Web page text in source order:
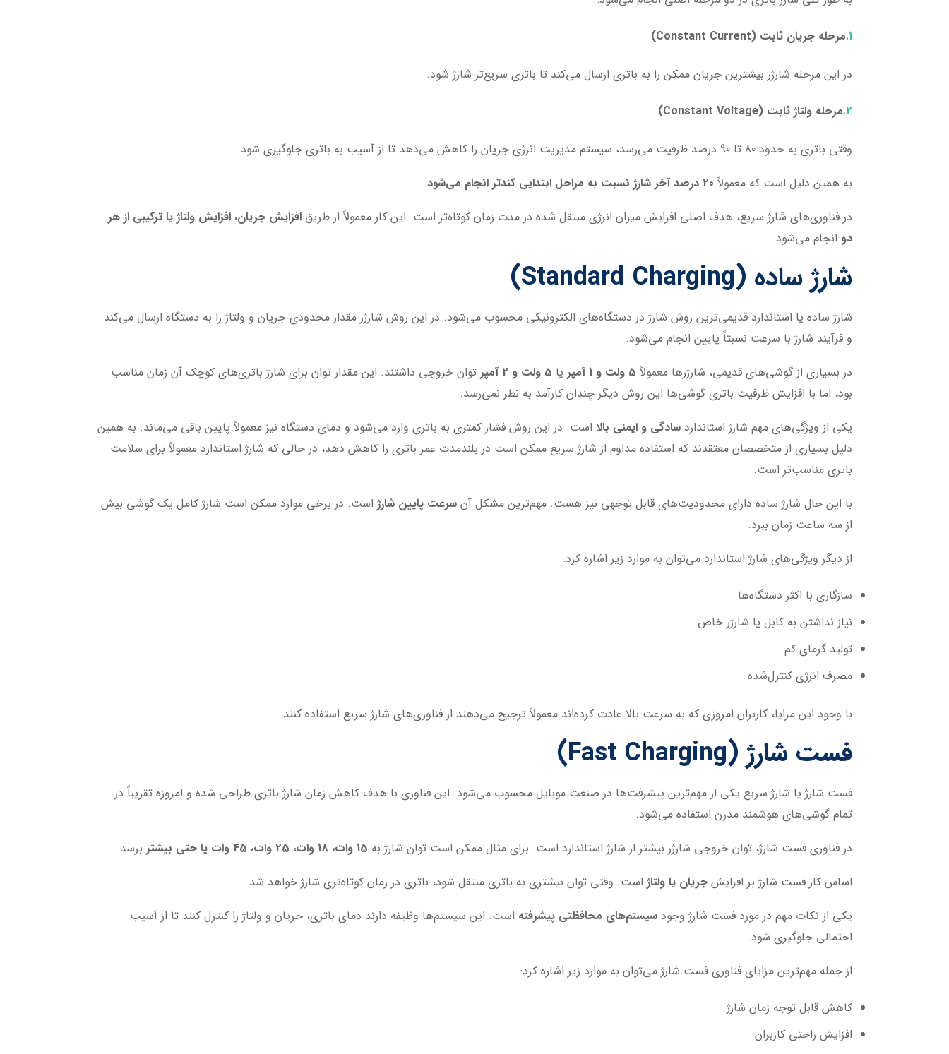
مرحله جریان ثابت (Constant Current)
در این مرحله شارژر بیشترین جریان ممکن را به باتری ارسال می‌کند تا باتری سریع‌تر شارژ شود.
مرحله ولتاژ ثابت (Constant Voltage)
وقتی باتری به حدود 80 تا 90 درصد ظرفیت می‌رسد، سیستم مدیریت انرژی جریان را کاهش می‌دهد تا از آسیب به باتری جلوگیری شود.
به همین دلیل است که معمولاً 20 درصد آخر شارژ نسبت به مراحل ابتدایی کندتر انجام می‌شود
.
در فناوری‌های شارژ سریع، هدف اصلی افزایش میزان انرژی منتقل شده در مدت زمان کوتاه‌تر است. این کار معمولاً از طریق افزایش جریان، افزایش ولتاژ یا ترکیبی از هر
دو انجام می‌شود.
شارژ ساده (Standard Charging)
شارژ ساده یا استاندارد قدیمی‌ترین روش شارژ در دستگاه‌های الکترونیکی محسوب می‌شود. در این روش شارژر مقدار محدودی جریان و ولتاژ را به دستگاه ارسال می‌کند
و فرآیند شارژ با سرعت نسبتاً پایین انجام می‌شود.
در بسیاری از گوشی‌های قدیمی، شارژرها معمولاً 5 ولت و 1 آمپر یا 5 ولت و 2 آمپر
توان خروجی داشتند. این مقدار توان برای شارژ باتری‌های کوچک آن زمان مناسب
بود، اما با افزایش ظرفیت باتری گوشی‌ها این روش دیگر چندان کارآمد به نظر نمی‌رسد.
یکی از ویژگی‌های مهم شارژ استاندارد سادگی و ایمنی بالا است. در این روش فشار کمتری به باتری وارد می‌شود و دمای دستگاه نیز معمولاً پایین باقی می‌ماند. به همین
دلیل بسیاری از متخصصان معتقدند که استفاده مداوم از شارژ سریع ممکن است در بلندمدت عمر باتری را کاهش دهد، در حالی که شارژ استاندارد معمولاً برای سلامت
باتری مناسب‌تر است.
با این حال شارژ ساده دارای محدودیت‌های قابل توجهی نیز هست. مهم‌ترین مشکل آن سرعت پایین شارژ است. در برخی موارد ممکن است شارژ کامل یک گوشی بیش
از سه ساعت زمان ببرد.
از دیگر ویژگی‌های شارژ استاندارد می‌توان به موارد زیر اشاره کرد:
سازگاری با اکثر دستگاه‌ها
نیاز نداشتن به کابل یا شارژر خاص
تولید گرمای کم
مصرف انرژی کنترل‌شده
با وجود این مزایا، کاربران امروزی که به سرعت بالا عادت کرده‌اند معمولاً ترجیح می‌دهند از فناوری‌های شارژ سریع استفاده کنند.
فست شارژ (Fast Charging)
فست شارژ یا شارژ سریع یکی از مهم‌ترین پیشرفت‌ها در صنعت موبایل محسوب می‌شود. این فناوری با هدف کاهش زمان شارژ باتری طراحی شده و امروزه تقریباً در
تمام گوشی‌های هوشمند مدرن استفاده می‌شود.
در فناوری فست شارژ، توان خروجی شارژر بیشتر از شارژ استاندارد است. برای مثال ممکن است توان شارژ به 15 وات، 18 وات، 25 وات، 45 وات یا حتی بیشتر
برسد.
اساس کار فست شارژ بر افزایش جریان یا ولتاژ است. وقتی توان بیشتری به باتری منتقل شود، باتری در زمان کوتاه‌تری شارژ خواهد شد.
یکی از نکات مهم در مورد فست شارژ وجود سیستم‌های محافظتی پیشرفته است. این سیستم‌ها وظیفه دارند دمای باتری، جریان و ولتاژ را کنترل کنند تا از آسیب
احتمالی جلوگیری شود.
از جمله مهم‌ترین مزایای فناوری فست شارژ می‌توان به موارد زیر اشاره کرد:
کاهش قابل توجه زمان شارژ
افزایش راحتی کاربران